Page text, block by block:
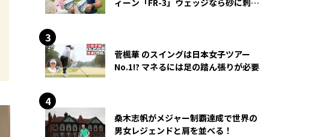
ィーン「FR-3」ウェッジなら砂に刺さ
菅楓華 のスイングは日本女子ツアー
No.1!? マネるには足の踏ん張りが必要
桑木志帆がメジャー制覇達成で世界の
男女レジェンドと肩を並べる！